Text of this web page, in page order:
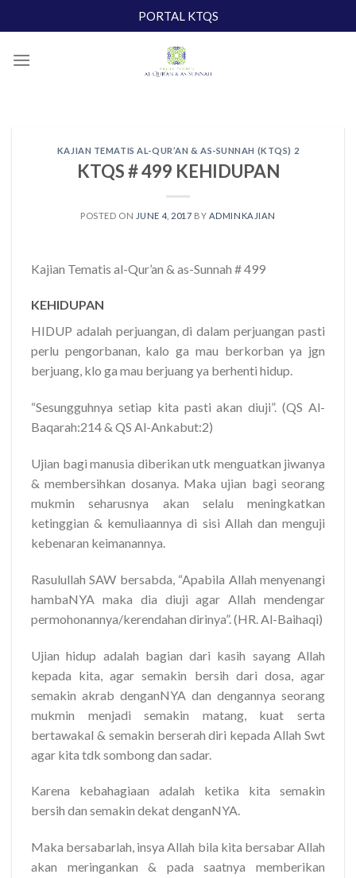
to
PORTAL KTQS
KAJIAN TEMATIS AL-QUR’AN & AS-SUNNAH (KTQS) 2
KTQS # 499 KEHIDUPAN
POSTED ON JUNE 4, 2017 BY ADMINKAJIAN
Kajian Tematis al-Qur’an & as-Sunnah # 499
KEHIDUPAN
HIDUP adalah perjuangan, di dalam perjuangan pasti
perlu pengorbanan, kalo ga mau berkorban ya jgn
berjuang, klo ga mau berjuang ya berhenti hidup.
“Sesungguhnya setiap kita pasti akan diuji”. (QS Al-
Baqarah:214 & QS Al-Ankabut:2)
Ujian bagi manusia diberikan utk menguatkan jiwanya
& membersihkan dosanya. Maka ujian bagi seorang
mukmin seharusnya akan selalu meningkatkan
ketinggian & kemuliaannya di sisi Allah dan menguji
kebenaran keimanannya.
Rasulullah SAW bersabda, “Apabila Allah menyenangi
hambaNYA maka dia diuji agar Allah mendengar
permohonannya/kerendahan dirinya”. (HR. Al-Baihaqi)
Ujian hidup adalah bagian dari kasih sayang Allah
kepada kita, agar semakin bersih dari dosa, agar
semakin akrab denganNYA dan dengannya seorang
mukmin menjadi semakin matang, kuat serta
bertawakal & semakin berserah diri kepada Allah Swt
agar kita tdk sombong dan sadar.
Karena kebahagiaan adalah ketika kita semakin
bersih dan semakin dekat denganNYA.
Maka bersabarlah, insya Allah bila kita bersabar Allah
akan meringankan & pada saatnya memberikan